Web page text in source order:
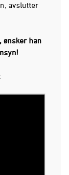
avslutter
ønsker han